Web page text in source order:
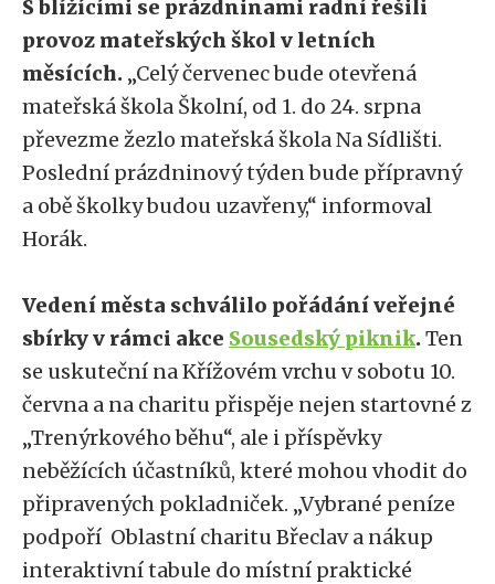
S blížícími se prázdninami radní řešili
provoz mateřských škol v letních
měsících. „Celý červenec bude otevřená
mateřská škola Školní, od 1. do 24. srpna
převezme žezlo mateřská škola Na Sídlišti.
Poslední prázdninový týden bude přípravný
a obě školky budou uzavřeny,“ informoval
Horák.
Vedení města schválilo pořádání veřejné
sbírky v rámci akce Sousedský piknik.Ten
se uskuteční na Křížovém vrchu v sobotu 10.
června a na charitu přispěje nejen startovné z
„Trenýrkového běhu“, ale i příspěvky
neběžících účastníků, které mohou vhodit do
připravených pokladniček. „Vybrané peníze
podpoří Oblastní charitu Břeclav a nákup
interaktivní tabule do místní praktické